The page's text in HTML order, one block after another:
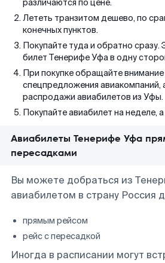
различаются по цене.
Лететь транзитом дешево, по
конечных пунктов.
Покупайте туда и обратно сразу.
билет Тенерифе Уфа в одну
При покупке обращайте
спецпредложения авиакомпаний,
распродажи авиабилетов из Уфы.
Покупайте авиабилет на неделе,
Авиабилеты Тенерифе Уфа
пересадками
Вы можете добраться из
авиабилетом в страну Россия
прямым рейсом
рейс с пересадкой
Иногда в расписании могут